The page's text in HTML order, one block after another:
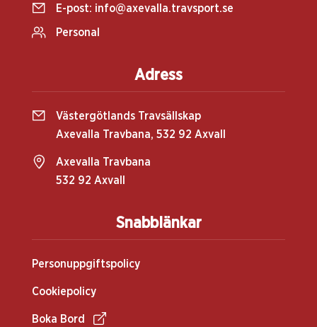
Snabblänkar
Personuppgiftspolicy
Cookiepolicy
Boka Bord
E-post: info@axevalla.travsport.se
Personal
Adress
Västergötlands Travsällskap
Axevalla Travbana, 532 92 Axvall
Axevalla Travbana
532 92 Axvall